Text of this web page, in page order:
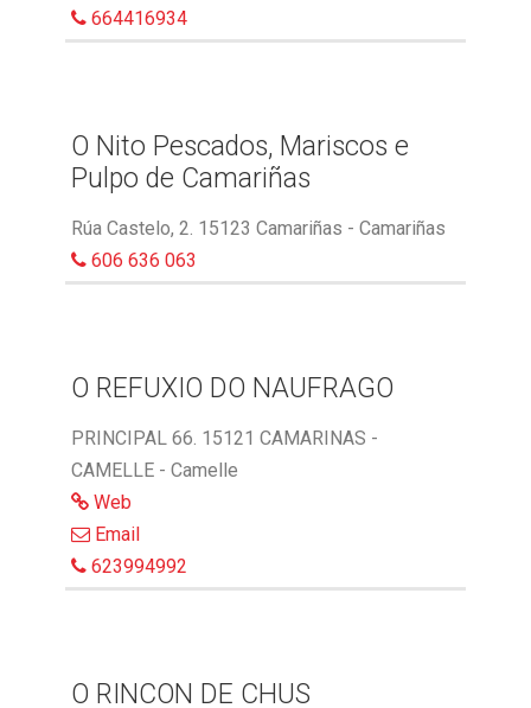
664416934
O Nito Pescados, Mariscos e
Pulpo de Camariñas
Rúa Castelo, 2. 15123 Camariñas - Camariñas
606 636 063
O REFUXIO DO NAUFRAGO
PRINCIPAL 66. 15121 CAMARINAS -
CAMELLE - Camelle
Web
Email
623994992
O RINCON DE CHUS